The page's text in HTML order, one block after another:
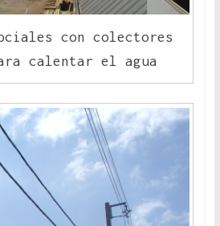
con colectores
calentar el agua